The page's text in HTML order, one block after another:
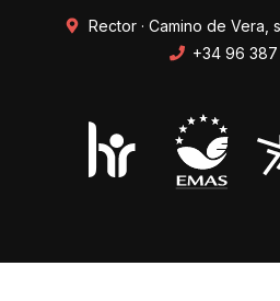
Rector · Camino de Vera,
+34 96 387